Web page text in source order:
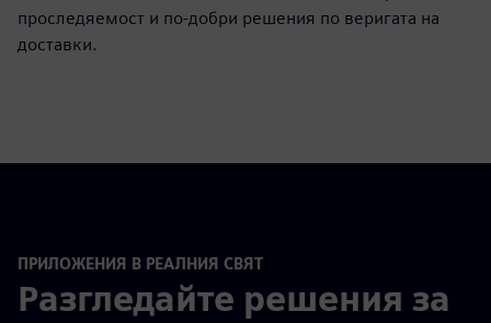
проследяемост и по-добри решения по веригата на
доставки.
ПРИЛОЖЕНИЯ В РЕАЛНИЯ СВЯТ
Разгледайте решения за